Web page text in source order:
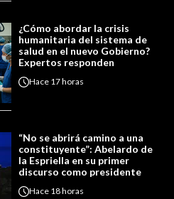
¿Cómo abordar la crisis
humanitaria del sistema de
salud en el nuevo Gobierno?
Expertos responden
Hace 17 horas
“No se abrirá camino a una
constituyente”: Abelardo de
la Espriella en su primer
discurso como presidente
Hace 18 horas